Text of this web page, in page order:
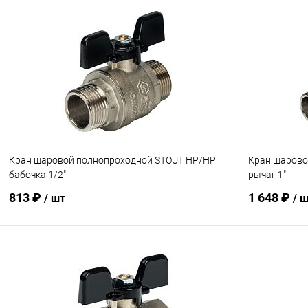
Кран шаровой полнопроходной STOUT НР/НР
бабочка 1/2"
813 ₽ / шт
В корзину
Купить в 1 клик Сравнение
Кран
рычаг 1"
1 648 ₽ /